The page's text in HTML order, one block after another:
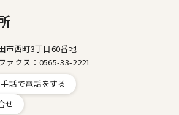
市西町3丁目60番地
クス：0565-33-2221
手話で電話をする
せ